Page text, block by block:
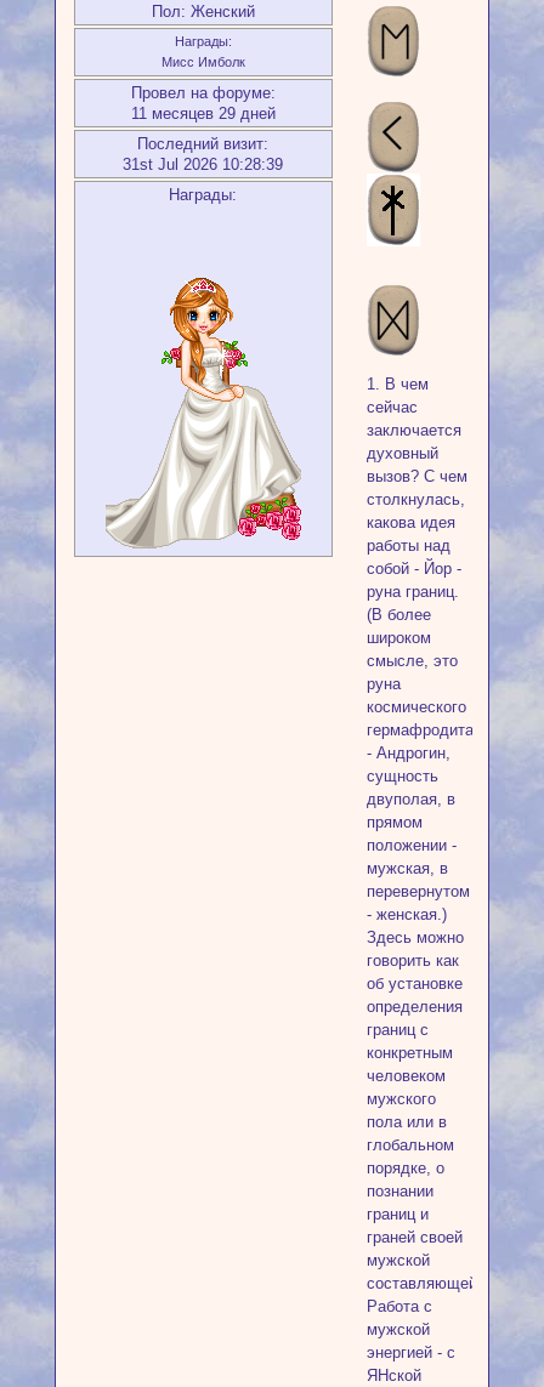
Пол: Женский
Награды:
Мисс Имболк
Провел на форуме:
11 месяцев 29 дней
Последний визит:
31st Jul 2026 10:28:39
Награды:
1. В чем
сейчас
заключается
духовный
вызов? С чем
столкнулась,
какова идея
работы над
собой - Йор -
руна границ.
(В более
широком
смысле, это
руна
космического
гермафродита
- Андрогин,
сущность
двуполая, в
прямом
положении -
мужская, в
перевернутом
- женская.)
Здесь можно
говорить как
об установке
определения
границ с
конкретным
человеком
мужского
пола или в
глобальном
порядке, о
познании
границ и
граней своей
мужской
составляющей.
Работа с
мужской
энергией - с
ЯНской